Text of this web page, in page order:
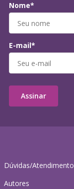
Dúvidas/Atendimento
Autores
Nome*
E-mail*
Assinar